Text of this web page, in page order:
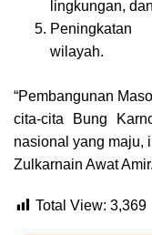
lingkungan, dan
Peningkatan
wilayah.
“Pembangunan
cita-cita Bung
nasional yang maju,
Zulkarnain Awat Amir.
Total View: 3,369